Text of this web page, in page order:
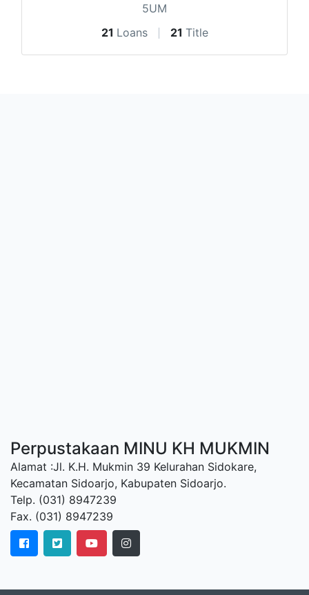
5UM
21 Loans 21 Title
Perpustakaan MINU KH MUKMIN
Alamat :Jl. K.H. Mukmin 39 Kelurahan Sidokare,
Kecamatan Sidoarjo, Kabupaten Sidoarjo.
Telp. (031) 8947239
Fax. (031) 8947239